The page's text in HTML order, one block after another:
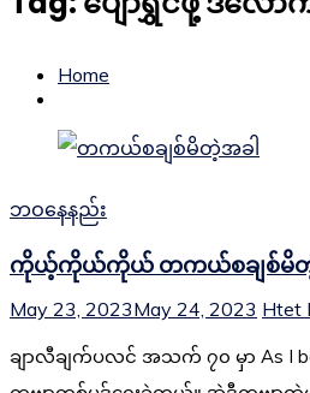
Home
ဘဝနေနည်း
ကိုယ့်ကိုယ်ကိုယ် တကယ်စချစ်မိတဲ့
May 23, 2023May 24, 2023 Htet
ချာလီချက်ပလင် အသက် ၇၀ မှာ As I